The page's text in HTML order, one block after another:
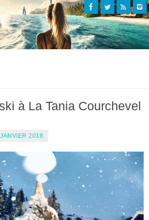
à La Tania Courchevel
2018